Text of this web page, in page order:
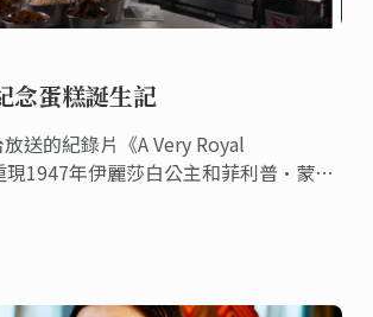
念蛋糕誕生記
送的紀錄片《A Very Royal
1947年伊麗莎白公主和菲利普·蒙巴